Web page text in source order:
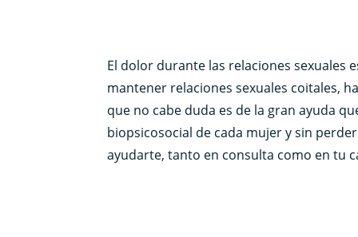
El dolor durante las relaciones sexuales
mantener relaciones sexuales coitales,
que no cabe duda es de la gran ayuda
biopsicosocial de cada mujer y sin
ayudarte, tanto en consulta como en tu